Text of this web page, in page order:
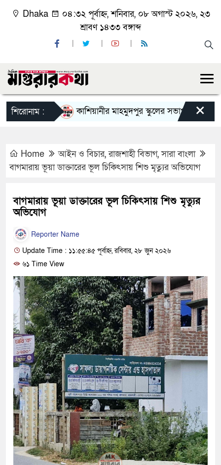
Dhaka
০৪:৩২ পূর্বাহ্ন, শনিবার, ০৮ অগাস্ট ২০২৬, ২৩
শ্রাবণ ১৪৩৩ বঙ্গাব্দ
শিরোনাম : কাশিয়ানীর মাহমুদপুর স্কুলের সভাপতি হলেন গোবিন্দ
×
Home আইন ও বিচার,রাজশাহী বিভাগ,সারা বাংলা
বাগমারায় ভূয়া ডাক্তারের ভূল চিকিৎসায় শিশু মৃত্যুর অভিযোগ
বাগমারায় ভূয়া ডাক্তারের ভূল চিকিৎসায় শিশু মৃত্যুর
অভিযোগ
Reporter Name
Update Time : ১১:৫৫:৪৫ পূর্বাহ্ন, রবিবার, ২৮ জুন ২০২৬
৬১ Time View